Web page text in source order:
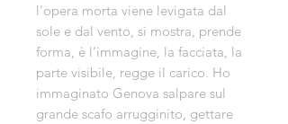
l’opera morta viene levigata dal
sole e dal vento, si mostra, prende
forma, è l’immagine, la facciata, la
parte visibile, regge il carico. Ho
immaginato Genova salpare sul
grande scafo arrugginito, gettare